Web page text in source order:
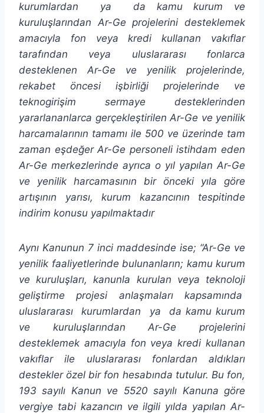
kurumlardan ya da kamu kurum ve
kuruluşlarından Ar-Ge projelerini desteklemek
amacıyla fon veya kredi kullanan vakıflar
tarafından veya uluslararası fonlarca
desteklenen Ar-Ge ve yenilik projelerinde,
rekabet öncesi işbirliği projelerinde ve
teknogirişim sermaye desteklerinden
yararlananlarca gerçekleştirilen Ar-Ge ve yenilik
harcamalarının tamamı ile 500 ve üzerinde tam
zaman eşdeğer Ar-Ge personeli istihdam eden
Ar-Ge merkezlerinde ayrıca o yıl yapılan Ar-Ge
ve yenilik harcamasının bir önceki yıla göre
artışının yarısı, kurum kazancının tespitinde
indirim konusu yapılmaktadır
Aynı Kanunun 7 inci maddesinde ise; “Ar-Ge ve
yenilik faaliyetlerinde bulunanların; kamu kurum
ve kuruluşları, kanunla kurulan veya teknoloji
geliştirme projesi anlaşmaları kapsamında
uluslararası kurumlardan ya da kamu kurum
ve kuruluşlarından Ar-Ge projelerini
desteklemek amacıyla fon veya kredi kullanan
vakıflar ile uluslararası fonlardan aldıkları
destekler özel bir fon hesabında tutulur. Bu fon,
193 sayılı Kanun ve 5520 sayılı Kanuna göre
vergiye tabi kazancın ve ilgili yılda yapılan Ar-